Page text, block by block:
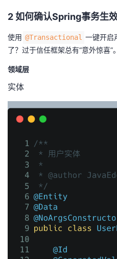
子
直
的
动
我
关
的
我
我
Programs
我
的
我
2 如何确认Spring事务生效
使用 @Transactional 一键开启
了？过于信任框架总有“意外惊喜”
领域层
实体